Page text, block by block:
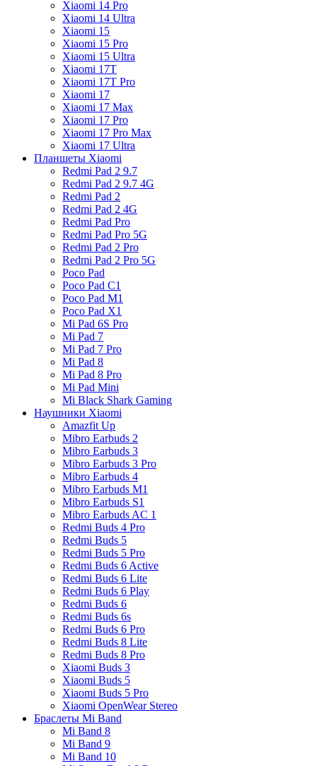
Xiaomi 14 Pro
Xiaomi 14 Ultra
Xiaomi 15
Xiaomi 15 Pro
Xiaomi 15 Ultra
Xiaomi 17T
Xiaomi 17T Pro
Xiaomi 17
Xiaomi 17 Max
Xiaomi 17 Pro
Xiaomi 17 Pro Max
Xiaomi 17 Ultra
Планшеты Xiaomi
Redmi Pad 2 9.7
Redmi Pad 2 9.7 4G
Redmi Pad 2
Redmi Pad 2 4G
Redmi Pad Pro
Redmi Pad Pro 5G
Redmi Pad 2 Pro
Redmi Pad 2 Pro 5G
Poco Pad
Poco Pad C1
Poco Pad M1
Poco Pad X1
Mi Pad 6S Pro
Mi Pad 7
Mi Pad 7 Pro
Mi Pad 8
Mi Pad 8 Pro
Mi Pad Mini
Mi Black Shark Gaming
Наушники Xiaomi
Amazfit Up
Mibro Earbuds 2
Mibro Earbuds 3
Mibro Earbuds 3 Pro
Mibro Earbuds 4
Mibro Earbuds M1
Mibro Earbuds S1
Mibro Earbuds AC 1
Redmi Buds 4 Pro
Redmi Buds 5
Redmi Buds 5 Pro
Redmi Buds 6 Active
Redmi Buds 6 Lite
Redmi Buds 6 Play
Redmi Buds 6
Redmi Buds 6s
Redmi Buds 6 Pro
Redmi Buds 8 Lite
Redmi Buds 8 Pro
Xiaomi Buds 3
Xiaomi Buds 5
Xiaomi Buds 5 Pro
Xiaomi OpenWear Stereo
Браслеты Mi Band
Mi Band 8
Mi Band 9
Mi Band 10